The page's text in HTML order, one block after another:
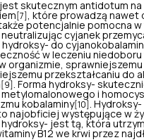
jest skutecznym antidotum na
[7]
, które prowadzą nawet
potencjalnie pomocna w
cyjanek
hydroksy- do
w leczeniu niedoboru
organizmie,
przekształcaniu do
[9]
. Forma hydroksy-
i
kobalaminy[10]
. Hydroksy-
najobficiej występujące w
hydroksy- jest tą, która
B12 we krwi przez